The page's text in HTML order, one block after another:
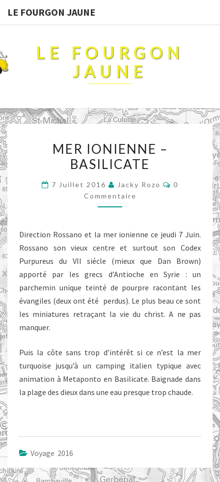
LE FOURGON JAUNE
LE FOURGON
JAUNE
IONIENNE
MER IONIENNE –
BASILICATE
7 Juillet 2016 Jacky Rozo
0
Commentaire
Direction Rossano et la mer ionienne ce jeudi 7 Juin.
Rossano son vieux centre et surtout son Codex
Purpureus du VII siécle (mieux que Dan Brown)
apporté par les grecs d’Antioche en Syrie : un
parchemin unique teinté de pourpre racontant les
évangiles (deux ont été perdus). Le plus beau ce sont
les miniatures retraçant la vie du christ. A ne pas
manquer.
Puis la côte sans trop d’intérêt si ce n’est la mer
turquoise jusqu’à un camping italien typique avec
animation à Metaponto en Basilicate. Baignade dans
la plage des dieux dans une eau presque trop chaude.
Voyage 2016